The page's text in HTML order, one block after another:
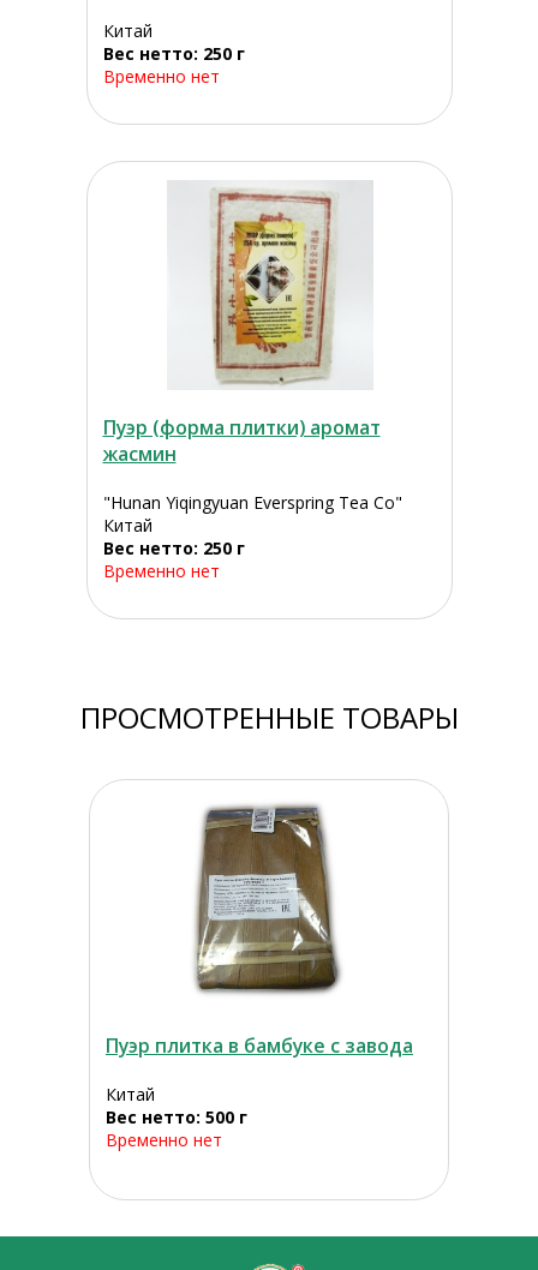
Китай
Вес нетто: 250 г
Временно нет
Пуэр (форма плитки) аромат
жасмин
"Hunan Yiqingyuan Everspring Tea Co"
Китай
Вес нетто: 250 г
Временно нет
ПРОСМОТРЕННЫЕ ТОВАРЫ
Пуэр плитка в бамбуке с завода
Китай
Вес нетто: 500 г
Временно нет